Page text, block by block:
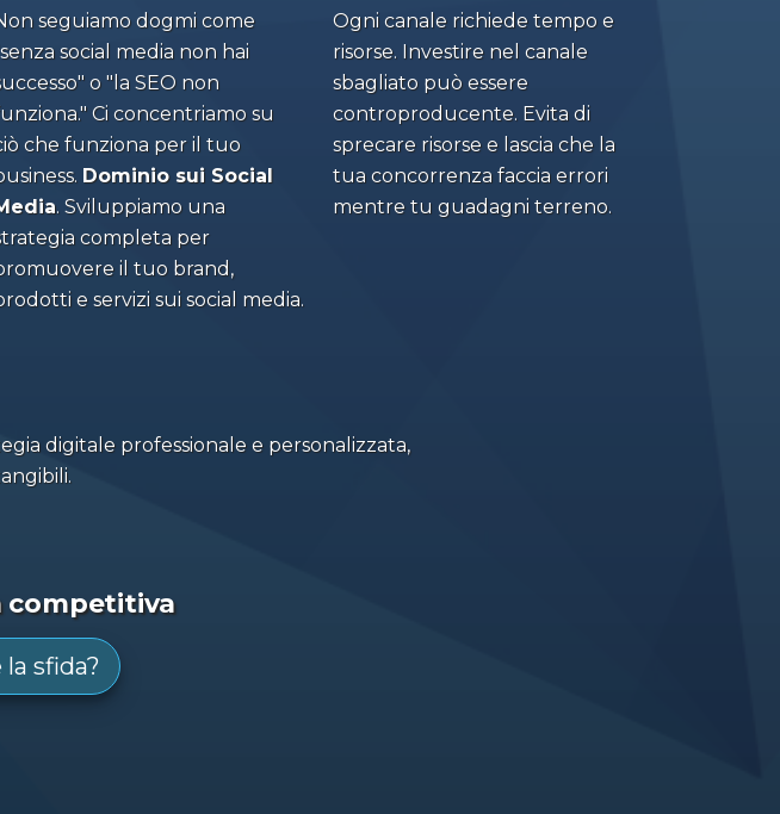
seguiamo dogmi come
social media non hai
o "la SEO non
Ci concentriamo su
che funziona per il tuo
Dominio sui Social
. Sviluppiamo una
completa per
il tuo brand,
e servizi sui social media.
Ogni canale richiede tempo e
risorse. Investire nel canale
sbagliato può essere
controproducente. Evita di
sprecare risorse e lascia che la
tua concorrenza faccia errori
mentre tu guadagni terreno.
digitale professionale e personalizzata,
competitiva
sfida?